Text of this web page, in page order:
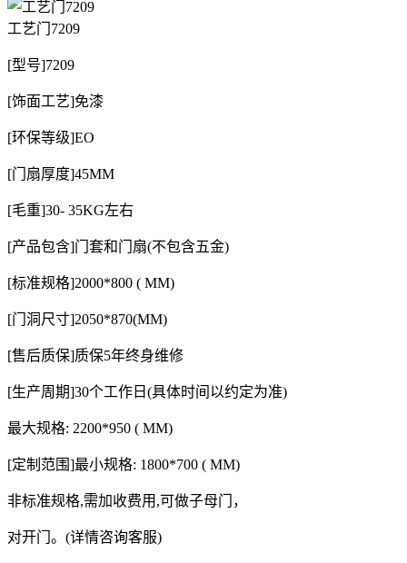
工艺门7209
[型号]7209
[饰面工艺]免漆
[环保等级]EO
[门扇厚度]45MM
[毛重]30- 35KG左右
[产品包含]门套和门扇(不包含五金)
[标准规格]2000*800 ( MM)
[门洞尺寸]2050*870(MM)
[售后质保]质保5年终身维修
[生产周期]30个工作日(具体时间以约定为准)
最大规格: 2200*950 ( MM)
[定制范围]最小规格: 1800*700 ( MM)
非标准规格,需加收费用,可做子母门，
对开门。(详情咨询客服)